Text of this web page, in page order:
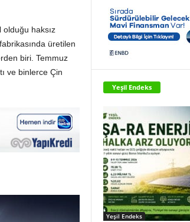
haksız
üretilen
biri. Temmuz
ve binlerce Çin
Yeşil Endeks
Yeşil Endeks